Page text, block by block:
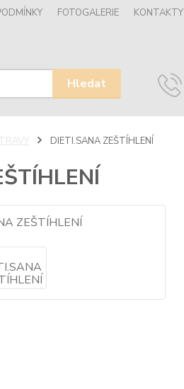
FOTOGALERIE
KONTAKTY
Hledat
DIETI.SANA ZEŠTÍHLENÍ